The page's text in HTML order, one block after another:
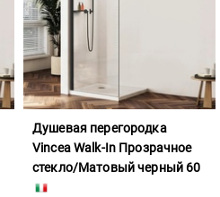
Душевая перегородка
Vincea Walk-In Прозрачное
стекло/Матовый черный 60